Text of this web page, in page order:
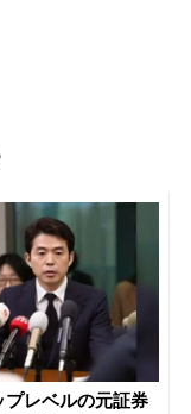
プレベルの元証券